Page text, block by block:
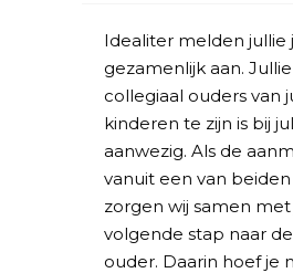
Idealiter melden jullie
gezamenlijk aan.
collegiaal ouders van
kinderen te zijn is bij
aanwezig. Als de
vanuit een van
zorgen wij samen
volgende stap naar
ouder. Daarin hoef je